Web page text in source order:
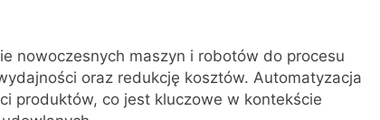
nowoczesnych maszyn i robotów do procesu
oraz redukcję kosztów. Automatyzacja
produktów, co jest kluczowe w kontekście